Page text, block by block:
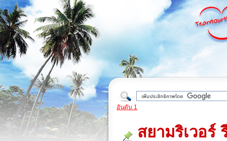
ต้
อันดับ 1
สยามริเวอร์